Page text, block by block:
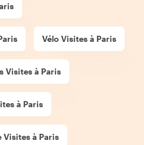
Vélo Visites à Paris
Visites à Paris
à Paris
Visites à Paris